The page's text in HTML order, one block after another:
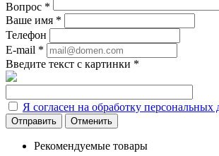
Вопрос *
Ваше имя *
Телефон
E-mail *
Введите текст с картинки *
Я согласен на обработку персональных
Отменить
Рекомендуемые товары